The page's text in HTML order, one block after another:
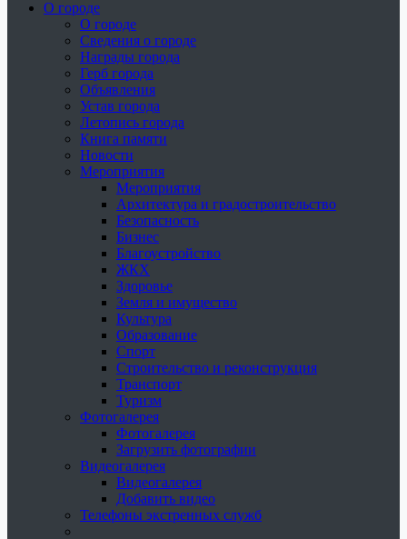
О городе
О городе
Сведения о городе
Награды города
Герб города
Объявления
Устав города
Летопись города
Книга памяти
Новости
Мероприятия
Мероприятия
Архитектура и градостроительство
Безопасность
Бизнес
Благоустройство
ЖКХ
Здоровье
Земля и имущество
Культура
Образование
Спорт
Строительство и реконструкция
Транспорт
Туризм
Фотогалерея
Фотогалерея
Загрузить фотографии
Видеогалерея
Видеогалерея
Добавить видео
Телефоны экстренных служб